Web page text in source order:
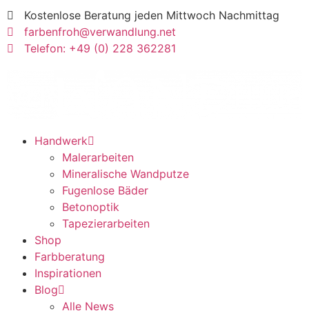
Kostenlose Beratung jeden Mittwoch Nachmittag
farbenfroh@verwandlung.net
Telefon: +49 (0) 228 362281
Handwerk
Malerarbeiten
Mineralische Wandputze
Fugenlose Bäder
Betonoptik
Tapezierarbeiten
Shop
Farbberatung
Inspirationen
Blog
Alle News